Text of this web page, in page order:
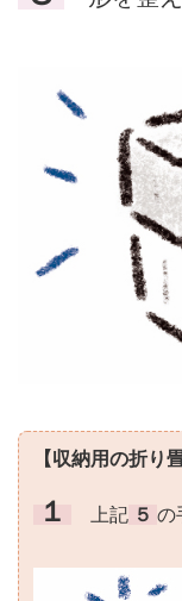
【収納用の折り
１ 上記 ５ の